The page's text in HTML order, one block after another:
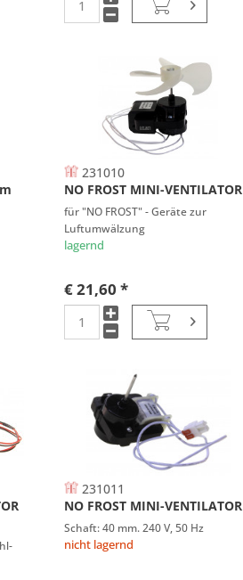
231010
NO FROST MINI-VENTILATOR
für "NO FROST" - Geräte zur
Luftumwälzung
lagernd
€ 21,60 *
231011
NO FROST MINI-VENTILATOR
Schaft: 40 mm. 240 V, 50 Hz
nicht lagernd